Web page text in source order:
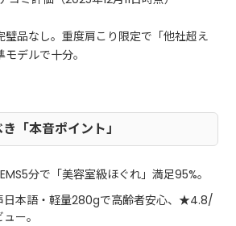
璧品なし。重度肩こり限定で「他社超え
デルで十分。
「本音ポイント」
分で「美容室級ほぐれ」満足95%。
日本語・軽量280gで高齢者安心、★4.8/
ー。